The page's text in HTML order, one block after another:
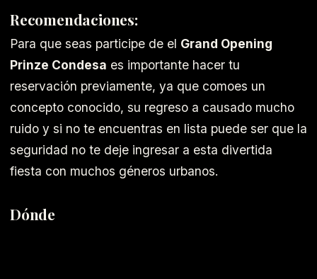
Recomendaciones:
Para que seas participe de el Grand Opening
Prinze Condesa es importante hacer tu
reservación previamente, ya que comoes un
concepto conocido, su regreso a causado mucho
ruido y si no te encuentras en lista puede ser que la
seguridad no te deje ingresar a esta divertida
fiesta con muchos géneros urbanos.
Dónde